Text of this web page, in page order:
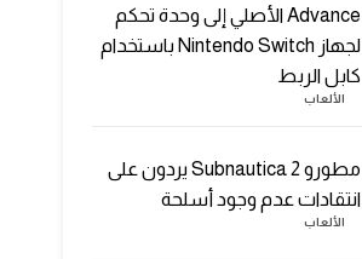
Advance الأصلي إلى وحدة تحكم
لجهاز Nintendo Switch باستخدام
كابل الربط
الألعاب
مطورو Subnautica 2 يردون على
انتقادات عدم وجود أسلحة
الألعاب